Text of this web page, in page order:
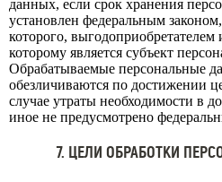
данных, если срок хранения
установлен федеральным
которого,
которому является субъект
Обрабатываемые персональные
обезличиваются по достижении
случае утраты необходимости в
иное не предусмотрено
7. ЦЕЛИ ОБРАБОТКИ